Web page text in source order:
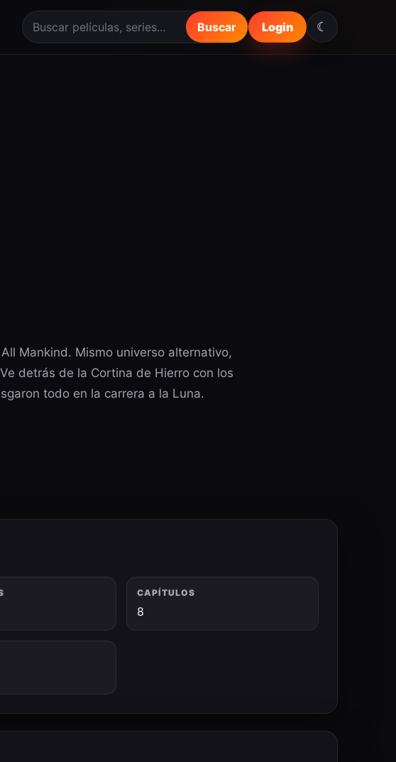
Buscar Login ☾
Mankind. Mismo universo alternativo,
detrás de la Cortina de Hierro con los
todo en la carrera a la Luna.
CAPÍTULOS
8